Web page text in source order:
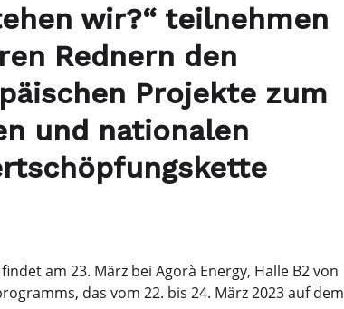
wir?“ teilnehmen
Rednern den
Projekte zum
und nationalen
am 23. März bei Agorà Energy, Halle B2 von
das vom 22. bis 24. März 2023 auf dem